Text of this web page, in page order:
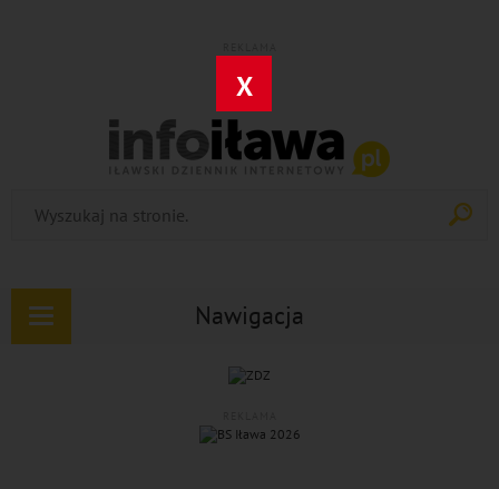
X
Nawigacja
Rozwiń